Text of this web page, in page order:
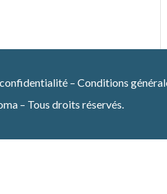
– Conditions
– Tous droits réservés.